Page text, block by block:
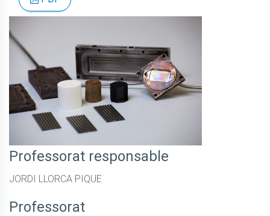
Professorat responsable
JORDI LLORCA PIQUE
Professorat